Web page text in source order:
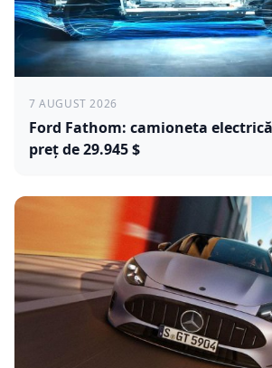
7 AUGUST 2026
Ford Fathom: camioneta
preț de 29.945 $